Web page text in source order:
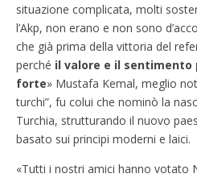
situazione complicata, molti
l’Akp, non erano e non sono
che già prima della vittoria del
perché il valore e il
forte» Mustafa Kemal, meglio
turchi”, fu colui che nominò la
Turchia, strutturando il nuovo
basato sui principi moderni e laici.
«Tutti i nostri amici hanno votato